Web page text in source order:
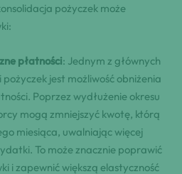
pożyczek może
płatności: Jednym z głównych
pożyczek jest możliwość obniżenia
Poprzez wydłużenie okresu
mogą zmniejszyć kwotę, którą
miesiąca, uwalniając więcej
To może znacznie poprawić
i zapewnić większą elastyczność